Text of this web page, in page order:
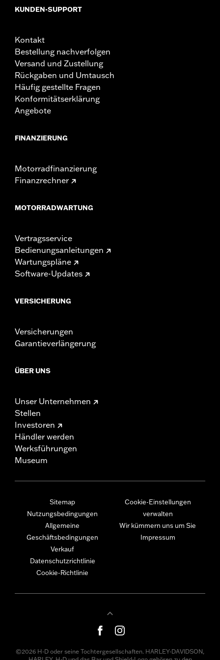
KUNDEN-SUPPORT
Kontakt
Bestellung nachverfolgen
Versand und Zustellung
Rückgaben und Umtausch
Häufig gestellte Fragen
Konformitätserklärung
Angebote
FINANZIERUNG
Motorradfinanzierung
Finanzrechner
MOTORRADWARTUNG
Vertragsservice
Bedienungsanleitungen
Wartungspläne
Software-Updates
VERSICHERUNG
Versicherungen
Garantieverlängerung
ÜBER UNS
Unser Unternehmen
Stellen
Investoren
Händler werden
Werksführungen
Museum
Sitemap
Nutzungsbedingungen
Allgemeine
Geschäftsbedingungen
Verkauf
Datenschutzrichtlinie
Cookie-Richtlinie
Cookie-Einstellungen
verwalten
Wir kümmern uns um Sie
Impressum
©2026 H-D oder seine Tochtergesellschaften. HARLEY-DAVIDSON,